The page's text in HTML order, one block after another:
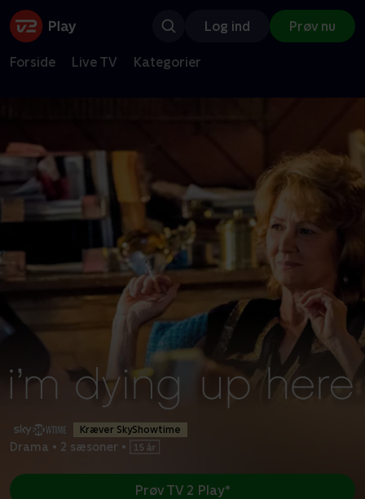
Log ind Prøv nu
Forside Live TV Kategorier
Kræver SkyShowtime
Drama • 2 sæsoner •
Prøv TV 2 Play*